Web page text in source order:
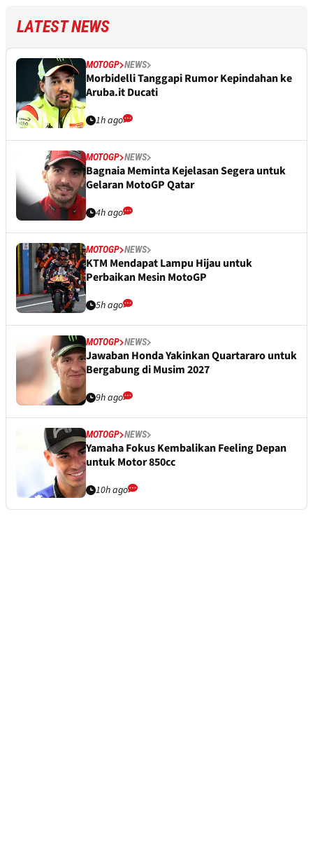
LATEST NEWS
MOTOGP NEWS
Morbidelli Tanggapi Rumor Kepindahan ke
Aruba.it Ducati
1h ago
MOTOGP NEWS
Bagnaia Meminta Kejelasan Segera untuk
Gelaran MotoGP Qatar
4h ago
MOTOGP NEWS
KTM Mendapat Lampu Hijau untuk
Perbaikan Mesin MotoGP
5h ago
MOTOGP NEWS
Jawaban Honda Yakinkan Quartararo untuk
Bergabung di Musim 2027
9h ago
MOTOGP NEWS
Yamaha Fokus Kembalikan Feeling Depan
untuk Motor 850cc
10h ago